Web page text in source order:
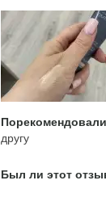
Тебе понравился
Как отличается
продукта от
брендов?
другу
Был ли этот